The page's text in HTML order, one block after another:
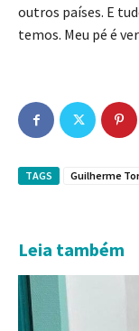
outros países. E
temos. Meu pé é
TAGS Guilherme
Leia também